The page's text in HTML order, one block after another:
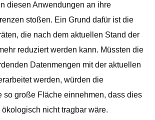
diesen Anwendungen an ihre
stoßen. Ein Grund dafür ist die
die nach dem aktuellen Stand der
reduziert werden kann. Müssten die
Datenmengen mit der aktuellen
werden, würden die
so große Fläche einnehmen, dass dies
nicht tragbar wäre.